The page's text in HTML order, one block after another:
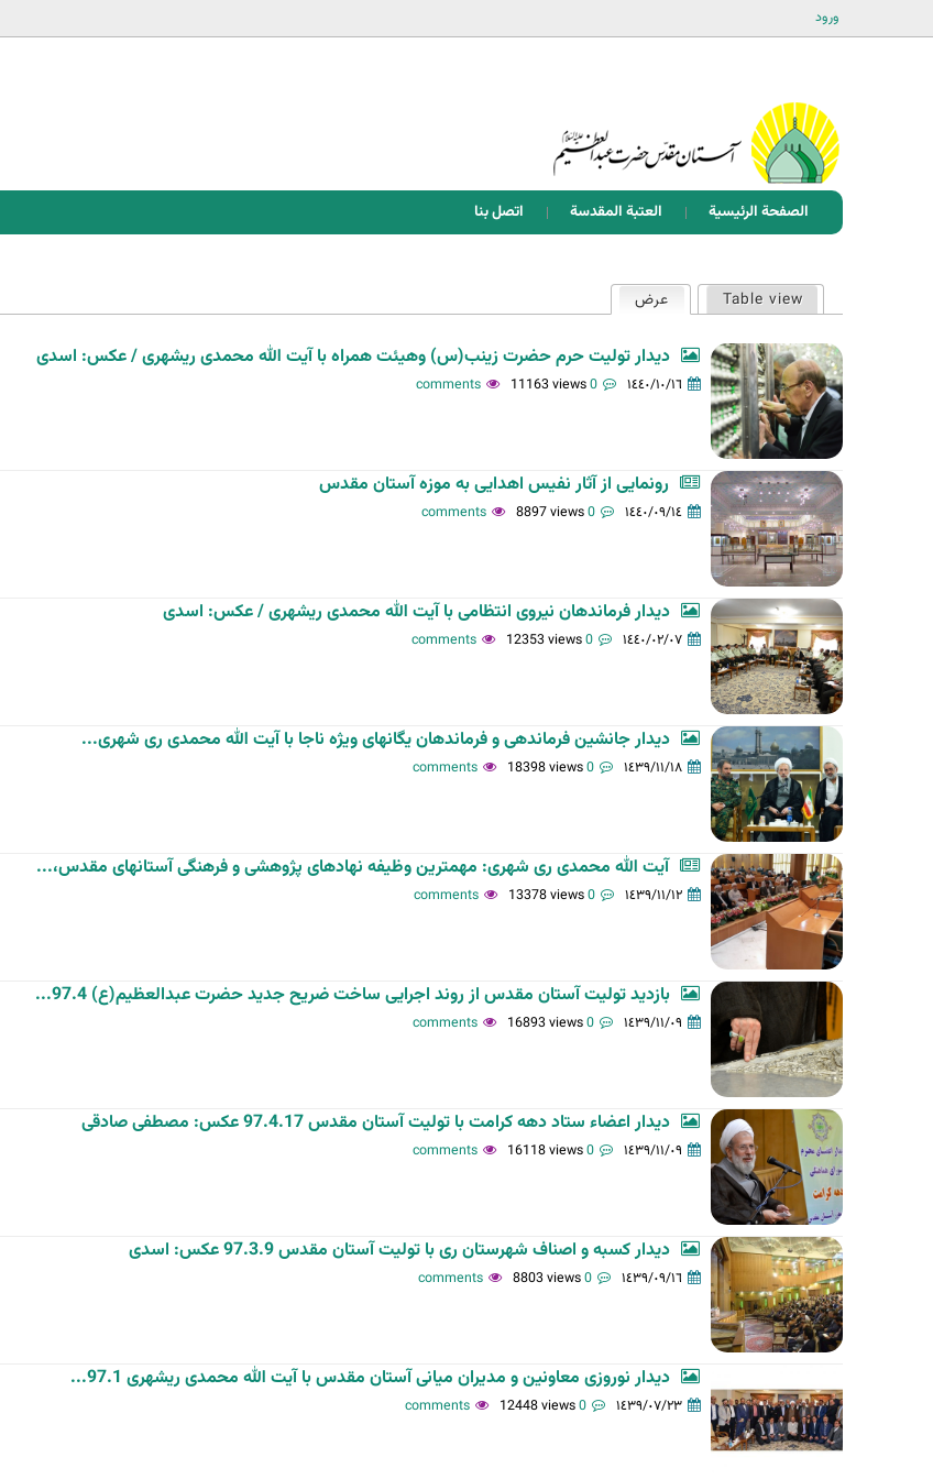
ورود
الصفحة الرئيسية العتبة المقدسة اتصل بنا
ت
ب
و
ب
ا
ت
ا
ل
أ
س
ا
س
ي
ة
Table view عرض(علامة التبويب النشطة)
دیدار تولیت حرم حضرت زینب(س) وهیئت همراه با آیت الله محمدی ریشهری / عکس: اسدی
١٤٤٠/١٠/١٦ 0 comments
11163 views
رونمایی از آثار نفیس اهدایی به موزه آستان مقدس
١٤٤٠/٠٩/١٤ 0 comments
8897 views
دیدار فرماندهان نیروی انتظامی با آیت الله محمدی ریشهری / عکس: اسدی
١٤٤٠/٠٢/٠٧ 0 comments
12353 views
دیدار جانشین فرماندهی و فرماندهان یگانهای ویژه ناجا با آیت الله محمدی ری شهری...
١٤٣٩/١١/١٨ 0 comments
18398 views
آیت الله محمدی ری شهری: مهمترین وظیفه نهادهای پژوهشی و فرهنگی آستانهای مقدس،...
١٤٣٩/١١/١٢ 0 comments
13378 views
بازدید تولیت آستان مقدس از روند اجرایی ساخت ضریح جدید حضرت عبدالعظیم(ع) 97.4...
١٤٣٩/١١/٠٩ 0 comments
16893 views
دیدار اعضاء ستاد دهه کرامت با تولیت آستان مقدس 97.4.17 عکس: مصطفی صادقی
١٤٣٩/١١/٠٩ 0 comments
16118 views
دیدار کسبه و اصناف شهرستان ری با تولیت آستان مقدس 97.3.9 عکس: اسدی
١٤٣٩/٠٩/١٦ 0 comments
8803 views
دیدار نوروزی معاونین و مدیران میانی آستان مقدس با آیت الله محمدی ریشهری 97.1...
١٤٣٩/٠٧/٢٣ 0 comments
12448 views